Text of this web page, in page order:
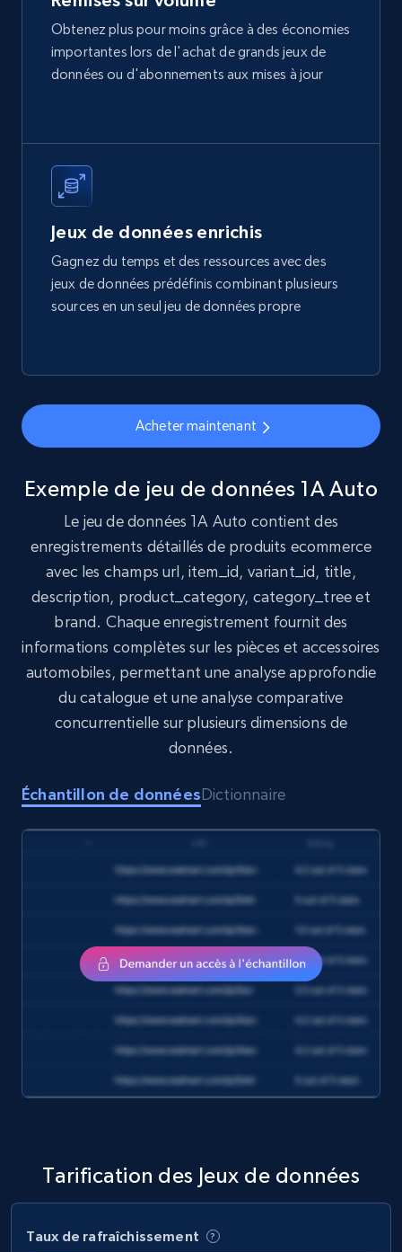
Amazon best seller products
Title, Seller name, Brand, Description, Initial
price, Final price, Final price high, Currency, and
eCommerce
1.7K+
Amazon products search
1.6K+ 181+ Buy Now
Target
URL, Product id, Title, Product description,
Rating, Reviews count, Initial price, Discount,
and more.
eCommerce
Buy Now
Amazon Walmart
amazon, Currency amazon, Availability amazon,
eCommerce
132+ Buy Now
Zara - Products
Category id, Product id, Product name, Price,
Obtenez plus pour moins grâce à des économies
importantes lors de l'achat de grands jeux de
données ou d'abonnements aux mises à jour
Jeux de données enrichis
Gagnez du temps et des ressources avec des
jeux de données prédéfinis combinant plusieurs
sources en un seul jeu de données propre
Acheter maintenant
Exemple de jeu de données 1A Auto
Le jeu de données 1A Auto contient des
enregistrements détaillés de produits ecommerce
avec les champs url, item_id, variant_id, title,
description, product_category, category_tree et
brand. Chaque enregistrement fournit des
informations complètes sur les pièces et accessoires
automobiles, permettant une analyse approfondie
du catalogue et une analyse comparative
concurrentielle sur plusieurs dimensions de
données.
Échantillon de donnéesDictionnaire
Tarification des Jeux de données
Taux de rafraîchissement